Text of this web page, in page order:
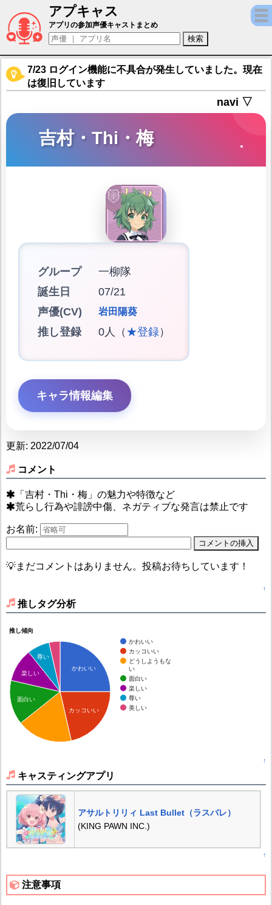
アプキャス
吉村・Thi・梅（声優：岩田陽葵)【アサルト
アプリの参加声優キャストまとめ
7/23 ログイン機能に不具合が発生していました。現在
は復旧しています
navi ▽
吉村・Thi・梅
グループ
一柳隊
誕生日
07/21
声優(CV)
岩田陽葵
推し登録 0人（ ★登録）
キャラ情報編集
更新: 2022/07/04
コメント
「吉村・Thi・梅」の魅力や特徴など
荒らし行為や誹謗中傷、ネガティブな発言は禁止です
お名前:
💡まだコメントはありません。投稿お待ちしています！
↑
推しタグ分析
推し傾向
かわいい
カッコいい
どうしようもな
い
面白い
楽しい
尊い
美しい
かわいい
カッコいい
尊い
楽しい
面白い
↑
キャスティングアプリ
アサルトリリィ Last Bullet（ラスバレ）
(KING PAWN INC.)
↑
注意事項